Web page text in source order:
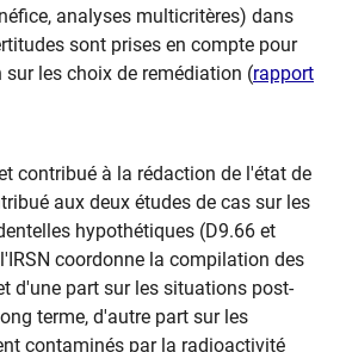
analyses multicritères) dans
sont prises en compte pour
sur les choix de remédiation (rapport
contribué à la rédaction de l'état de
aux deux études de cas sur les
hypothétiques (D9.66 et
coordonne la compilation des
d'une part sur les situations post-
terme, d'autre part sur les
contaminés par la radioactivité